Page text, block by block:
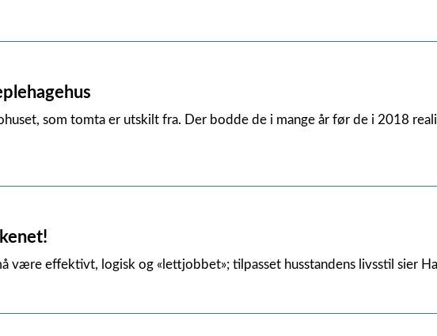
som tomta er utskilt fra. Der bodde de i mange år før de i 2018
være effektivt, logisk og «lettjobbet»; tilpasset husstandens livsstil sier